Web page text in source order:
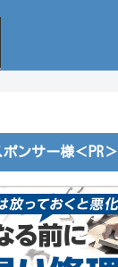
ンサー様＜PR＞